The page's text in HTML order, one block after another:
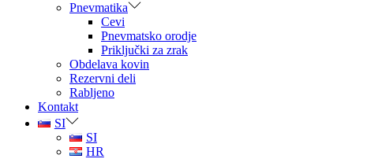
Pnevmatika
Cevi
Pnevmatsko orodje
Priključki za zrak
Obdelava kovin
Rezervni deli
Rabljeno
Kontakt
SI
SI
HR